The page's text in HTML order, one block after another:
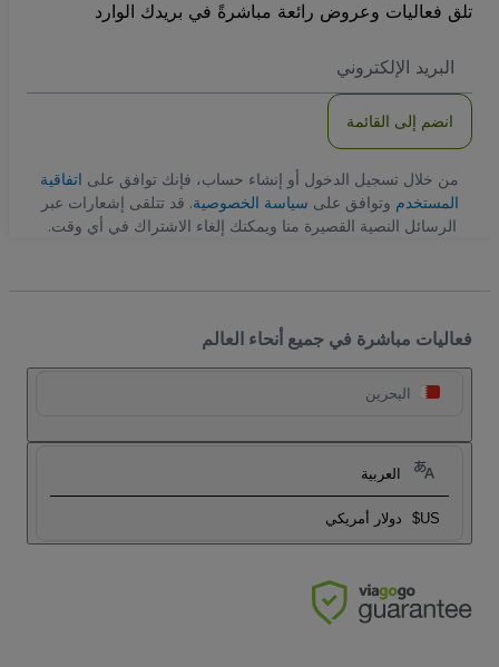
تلق فعاليات وعروض رائعة مباشرةً في بريدك الوارد
الاكتروني
انضم إلى القائمة
من خلال تسجيل الدخول أو إنشاء حساب، فإنك توافق على اتفاقية
المستخدم وتوافق على سياسة الخصوصية. قد تتلقى إشعارات عبر
الرسائل النصية القصيرة منا ويمكنك إلغاء الاشتراك في أي وقت.
فعاليات مباشرة في جميع أنحاء العالم
البحرين
العربية
US$ دولار أمريكي